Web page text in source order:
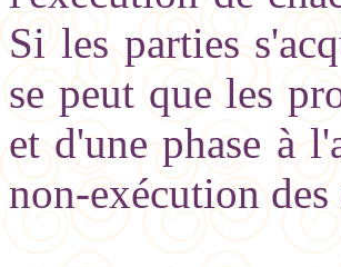
Si les parties
se peut que les
et d'une phase à
non-exécution